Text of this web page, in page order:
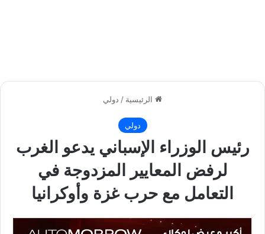
الرئيسية / دولي
دولي
رئيس الوزراء الإسباني يدعو الغرب
لرفض المعايير المزدوجة في
التعامل مع حرب غزة وأوكرانيا